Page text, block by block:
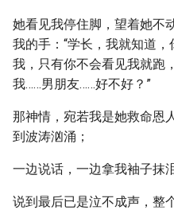
她看见我停住脚，望着她不
我的手：“学长，我就知道
我，只有你不会看见我就跑
我……男朋友……好不好？”
那神情，宛若我是她救命恩
到波涛汹涌；
一边说话，一边拿我袖子抹
说到最后已是泣不成声，整